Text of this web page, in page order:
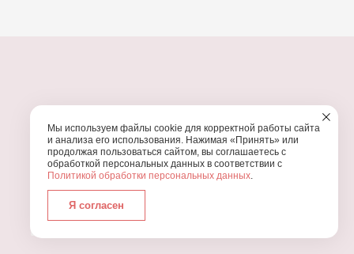
УЗНАЙТЕ, ПОЧЕМУ ПРОВЕДЕНИЕВАШЕГО
ПРАЗДНИКА СТОИТ ДОВЕРИТЬ НАМ
Работаем с 2016 года
Мы используем файлы cookie для корректной работы сайта
и анализа его использования. Нажимая «Принять» или
продолжая пользоваться сайтом, вы соглашаетесь с
обработкой персональных данных в соответствии с
Политикой обработки персональных данных.
Я согласен